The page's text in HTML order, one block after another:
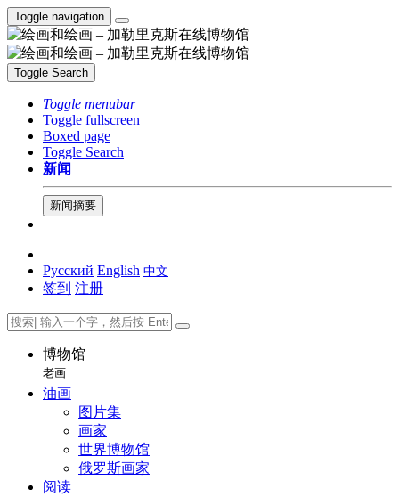
Toggle navigation
Toggle Search
Toggle menubar
Toggle fullscreen
Boxed page
Toggle Search
新闻
新闻摘要
Русский English 中文
签到 注册
博物馆
老画
油画
图片集
画家
世界博物馆
俄罗斯画家
阅读